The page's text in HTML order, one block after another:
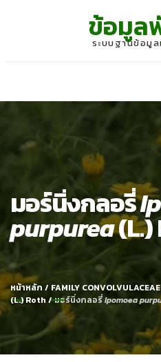
ข้อมูล
ระบบฐานข้อมู
มอร์นิ่งกลอรี่
purpurea(L.)
หน้าหลัก / FAMILY CONVOLVULACEAE
(L.) Roth /มอร์นิ่งกลอรี่Ipomoea